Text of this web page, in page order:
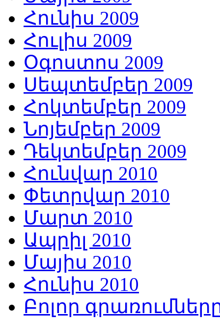
Հունիս 2009
Հուլիս 2009
Օգոստոս 2009
Սեպտեմբեր 2009
Հոկտեմբեր 2009
Նոյեմբեր 2009
Դեկտեմբեր 2009
Հունվար 2010
Փետրվար 2010
Մարտ 2010
Ապրիլ 2010
Մայիս 2010
Հունիս 2010
Բոլոր